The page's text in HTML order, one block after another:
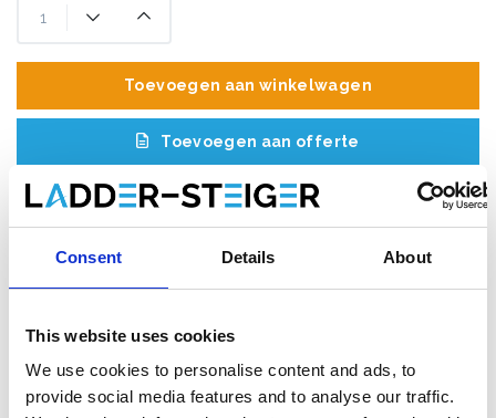
Consent Details About
This website uses cookies
We use cookies to personalise content and ads, to
provide social media features and to analyse our traffic.
Toevoegen aan winkelwagen
Toevoegen aan offerte
Opslaan in favorieten
Product informatie